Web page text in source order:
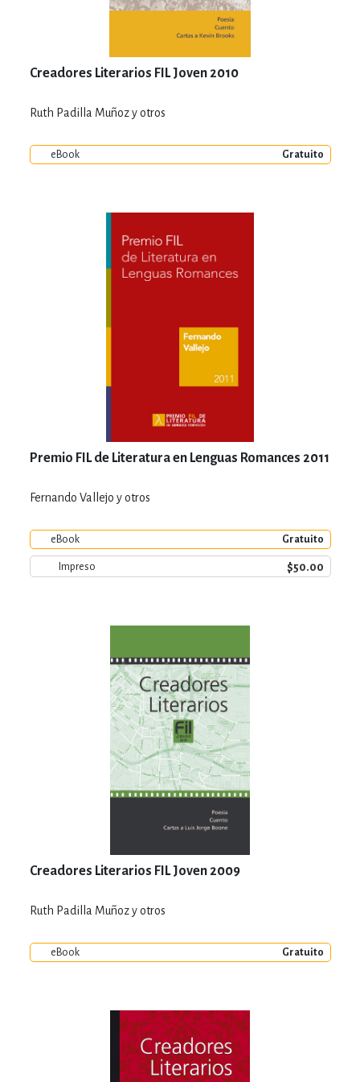
Creadores Literarios FIL Joven 2010
Ruth Padilla Muñoz y otros
eBook Gratuito
Premio FIL de Literatura en Lenguas Romances 2011
Fernando Vallejo y otros
eBook Gratuito
Impreso $50.00
Creadores Literarios FIL Joven 2009
Ruth Padilla Muñoz y otros
eBook Gratuito